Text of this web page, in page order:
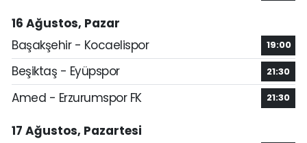
16 Ağustos, Pazar
Başakşehir - Kocaelispor
19:00
Beşiktaş - Eyüpspor 21:30
Amed - Erzurumspor FK 21:30
17 Ağustos, Pazartesi